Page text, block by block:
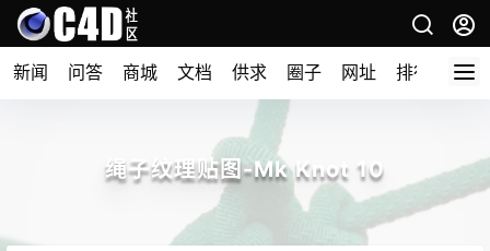
新闻 问答 商城 文档 供求 圈子 网址 排行榜
绳子纹理贴图-Mk Knot 10